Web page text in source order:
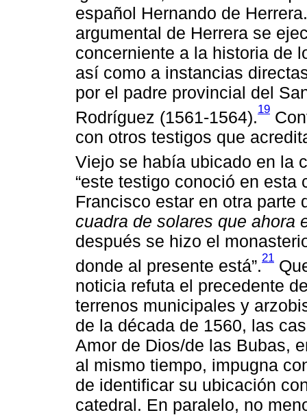
español Hernando de
argumental de Herrera se
concerniente a la historia de
así como a instancias
por el padre provincial del
Rodríguez (1561-1564).19
con otros testigos que
Viejo se había ubicado en la
“este testigo conoció en
Francisco estar en otra
cuadra de solares que ahora
después se hizo el
donde al presente está”.21
noticia refuta el precedente
terrenos municipales y
de la década de 1560, las
Amor de Dios/de las Bubas,
al mismo tiempo, impugna
de identificar su ubicación
catedral. En paralelo, no